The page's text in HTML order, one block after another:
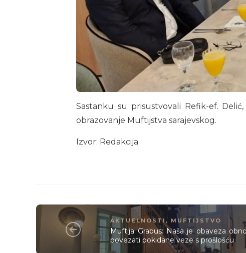
Sastanku su prisustvovali Refik-ef.
obrazovanje Muftijstva sarajevskog.
Izvor: Redakcija
AKTUELNOSTI , MUFTIJSTVO
Muftija Grabus: Naša je obaveza
povezati pokidane veze s prošlošću